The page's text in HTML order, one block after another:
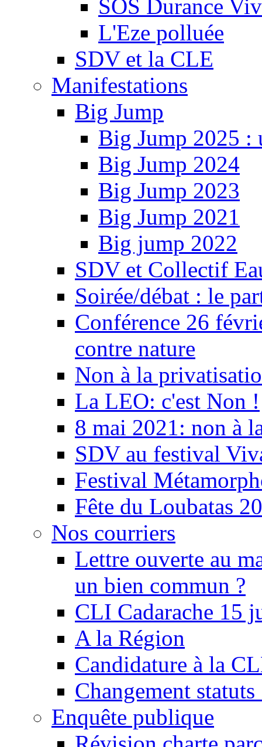
SOS Durance
L'Eze polluée
SDV et la CLE
Manifestations
Big Jump
Big Jump 2025 :
Big Jump 2024
Big Jump 2023
Big Jump 2021
Big jump 2022
SDV et Collectif
Soirée/débat : le
Conférence 26
contre nature
Non à la
La LEO: c'est Non !
8 mai 2021: non à
SDV au festival
Festival
Fête du Loubatas
Nos courriers
Lettre ouverte au
un bien commun ?
CLI Cadarache 15
A la Région
Candidature à la
Changement
Enquête publique